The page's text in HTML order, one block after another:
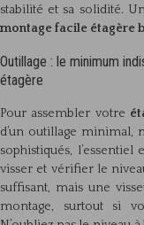
stabilité et sa solidité.
montage facile étagère
Outillage : le minimum
étagère
Pour assembler votre
d’un outillage minimal,
sophistiqués,
visser et vérifier le
suffisant, mais une
montage, surtout si